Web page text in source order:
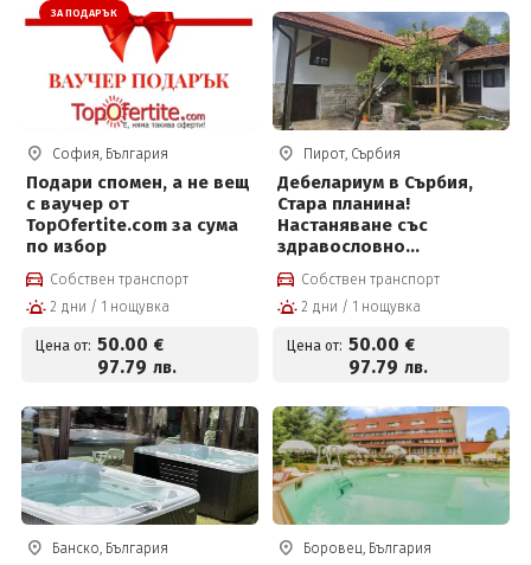
ЗА ПОДАРЪК
София, България
Подари спомен, а не вещ
с ваучер от
TopOfertite.com за сума
по избор
Собствен транспорт
2 дни / 1 нощувка
Цена от: 50.00 €
97.79 лв.
Пирот, Сърбия
Дебелариум в Сърбия,
Стара планина!
Настаняване със
здравословно
изхранване,
контролирано гладуване
и разходки сред
Собствен транспорт
2 дни / 1 нощувка
Цена от: 50.00 €
97.79 лв.
Банско, България Боровец, България